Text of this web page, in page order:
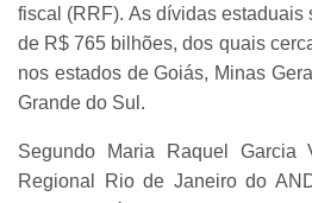
fiscal (RRF). As dívidas estaduais
de R$ 765 bilhões, dos quais
nos estados de Goiás, Minas
Grande do Sul.
Segundo Maria Raquel Garcia
Regional Rio de Janeiro do